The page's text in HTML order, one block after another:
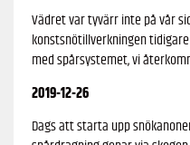
Vädret var tyvärr inte på vår
konstsnötillverkningen
med spårsystemet, vi
2019-12-26
Dags att starta upp